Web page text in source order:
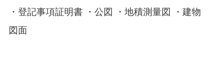
・登記事項証明書・公図 ・地積測量図 ・建物
図面